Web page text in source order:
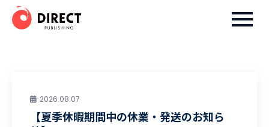
Skip
ダイレクト出版株式会社
2026.08.07
【夏季休暇期間中の休業・発送のお知ら